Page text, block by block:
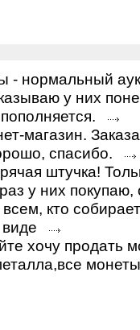
- нормальный
у них
магазин.
спасибо.
штучка!
у них
кто
виде
хочу продать